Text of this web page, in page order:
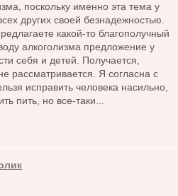
поскольку именно эта тема у
других своей безнадежностью.
какой-то благополучный
алкоголизма предложение у
себя и детей. Получается,
рассматривается. Я согласна с
исправить человека насильно,
пить, но все-таки...